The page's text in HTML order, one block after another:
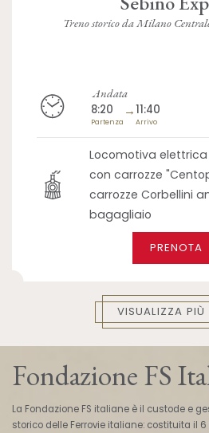
Treno storico da Milano
Andata
8:20
Partenza
→11:40
Arrivo
Locomotiva
con carrozze
carrozze Corbellini
bagagliaio
PRENOTA
VISUALIZZA PIÙ
Fondazione FS
La Fondazione FS italiane è il custode e
storico delle Ferrovie italiane: costituita il